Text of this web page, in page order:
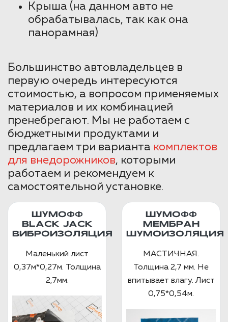
Крыша (на данном авто не
обрабатывалась, так как она
панорамная)
Большинство автовладельцев в
первую очередь интересуются
стоимостью, а вопросом применяемых
материалов и их комбинацией
пренебрегают. Мы не работаем с
бюджетными продуктами и
предлагаем три варианта комплектов
для внедорожников, которыми
работаем и рекомендуем к
самостоятельной установке.
ШУМОФФ
BLACK JACK
ВИБРОИЗОЛЯЦИЯ
Маленький лист
0,37м*0,27м. Толщина
2,7мм.
ШУМОФФ
МЕМБРАН
ШУМОИЗОЛЯЦИЯ
МАСТИЧНАЯ.
Толщина 2,7 мм. Не
впитывает влагу. Лист
0,75*0,54м.